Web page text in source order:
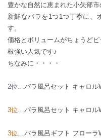
豊かな自然に恵まれた小矢部市
新鮮なバラを1つ1つ丁寧に、
す。
価格とボリュームがちょうどピ
根強い人気です♪
ちなみに・・・・
2位 バラ風呂セット キャロル
3位 バラ風呂セット キャロル
3位 バラ風呂ギフト フローラ